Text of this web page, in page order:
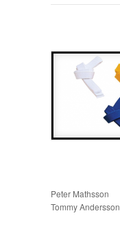
Peter Mathsson
Tommy Andersson